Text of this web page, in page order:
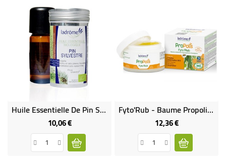
Huile Essentielle De Pin Sylvestre Bio
10,06 €Prix
Fyto'Rub - Baume Propolis Et Eucalyptus Bio
12,36 €Prix